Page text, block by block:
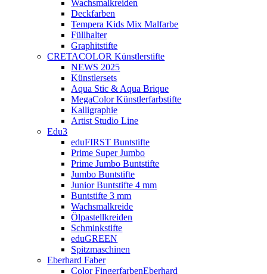
Wachsmalkreiden
Deckfarben
Tempera Kids Mix Malfarbe
Füllhalter
Graphitstifte
CRETACOLOR Künstlerstifte
NEWS 2025
Künstlersets
Aqua Stic & Aqua Brique
MegaColor Künstlerfarbstifte
Kalligraphie
Artist Studio Line
Edu3
eduFIRST Buntstifte
Prime Super Jumbo
Prime Jumbo Buntstifte
Jumbo Buntstifte
Junior Buntstifte 4 mm
Buntstifte 3 mm
Wachsmalkreide
Ölpastellkreiden
Schminkstifte
eduGREEN
Spitzmaschinen
Eberhard Faber
Color FingerfarbenEberhard